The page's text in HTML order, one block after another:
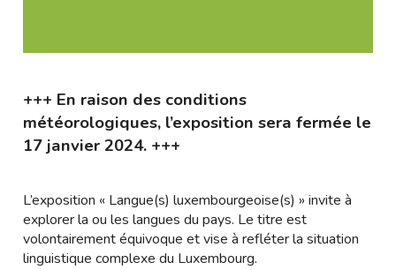
+++ En raison des conditions
météorologiques, l’exposition sera fermée le
17 janvier 2024. +++
L’exposition « Langue(s) luxembourgeoise(s) » invite à
explorer la ou les langues du pays. Le titre est
volontairement équivoque et vise à refléter la situation
linguistique complexe du Luxembourg.